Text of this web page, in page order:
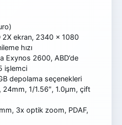
2X ekran, 2340 x 1080
hızı
Exynos 2600, ABD’de
işlemci
depolama seçenekleri
1/1.56″, 1.0μm, çift
3x optik zoom, PDAF,